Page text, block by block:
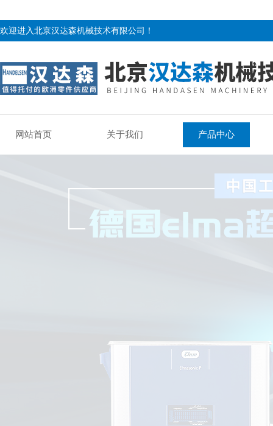
欢迎进入北京汉达森机械技术有限公司！
网站首页 关于我们 产品中心